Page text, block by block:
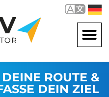
ROUTE &
DEIN ZIEL